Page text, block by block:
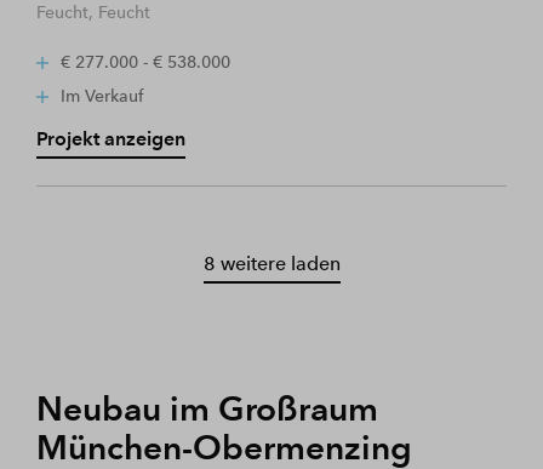
Feucht, Feucht
€ 277.000 - € 538.000
Im Verkauf
Projekt anzeigen
8 weitere laden
Neubau im Großraum
München-Obermenzing